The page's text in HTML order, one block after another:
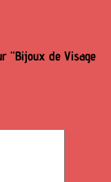
“Bijoux de Visage